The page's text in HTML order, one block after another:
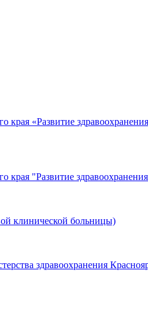
края «Развитие
края "Развитие
клинической больницы)
здравоохранения